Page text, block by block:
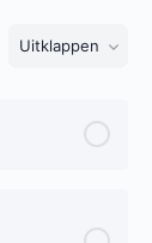
Uitklappen